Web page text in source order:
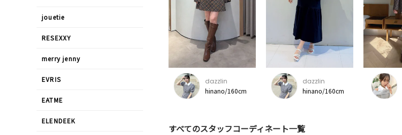
dazzlin
hinano/160cm
dazzlin
hinano/160cm
すべてのスタッフコーディネート一覧
jouetie
RESEXXY
merry jenny
EVRIS
EATME
ELENDEEK